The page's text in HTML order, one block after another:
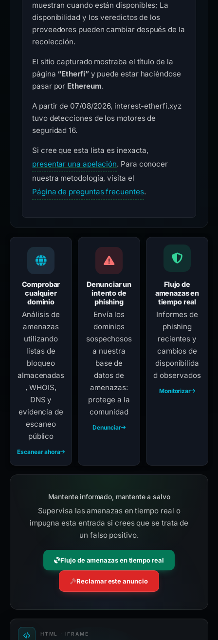
muestran cuando están disponibles; La
disponibilidad y los veredictos de los
proveedores pueden cambiar después de la
recolección.
El sitio capturado mostraba el título de la
página “Etherfi”y puede estar haciéndose
pasar por Ethereum.
A partir de 07/08/2026, interest-etherfi.xyz
tuvo detecciones de los motores de
seguridad 16.
Si cree que esta lista es inexacta,
presentar una apelación. Para conocer
nuestra metodología, visita el
Página de preguntas frecuentes.
Comprobar
cualquier
dominio
Análisis de
amenazas
utilizando
listas de
bloqueo
almacenadas
, WHOIS,
DNS y
evidencia de
escaneo
público
Escanear ahora
Denunciar un
intento de
phishing
Envía los
dominios
sospechosos
a nuestra
base de
datos de
amenazas:
protege a la
comunidad
Denunciar
Flujo de
amenazas en
tiempo real
Informes de
phishing
recientes y
cambios de
disponibilida
d observados
Monitorizar
Mantente informado, mantente a salvo
Supervisa las amenazas en tiempo real o
impugna esta entrada si crees que se trata de
un falso positivo.
Flujo de amenazas en tiempo real
Reclamar este anuncio
HTML · IFRAME